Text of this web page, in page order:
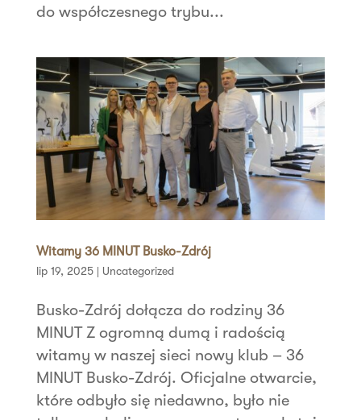
do współczesnego trybu...
Witamy 36 MINUT Busko-Zdrój
lip 19, 2025| Uncategorized
Busko-Zdrój dołącza do rodziny 36
MINUT Z ogromną dumą i radością
witamy w naszej sieci nowy klub – 36
MINUT Busko-Zdrój. Oficjalne otwarcie,
które odbyło się niedawno, było nie